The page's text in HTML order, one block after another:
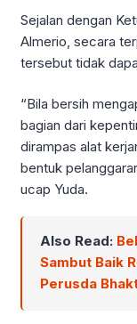
Sejalan dengan
Almerio, secara
tersebut tidak
“Bila bersih
bagian dari
dirampas alat
bentuk
ucap Yuda.
Also Read:
Sambut Baik
Perusda